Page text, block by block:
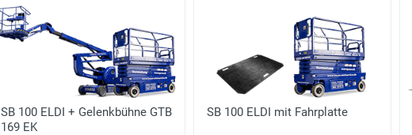
SB 100 ELDI + Gelenkbühne GTB
169 EK
SB 100 ELDI mit Fahrplatte